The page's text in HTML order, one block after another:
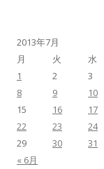
2013年7月
月
火 水
« 6月
1 2 3
8
9 10
15
16 17
22
23 24
29
30 31